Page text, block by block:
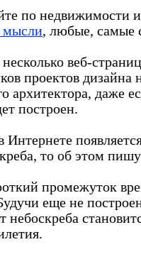
по недвижимости
мысли, любые, самые
веб-
проектов дизайна
архитектора, даже
построен.
Интернете
то об этом
промежуток
еще не
небоскреба